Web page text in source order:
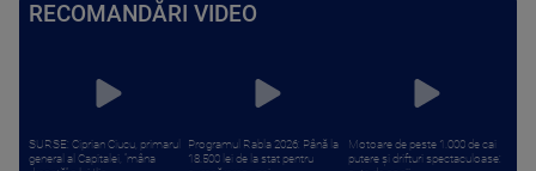
RECOMANDĂRI VIDEO
SURSE: Ciprian Ciucu, primarul
general al Capitalei, ”mâna
Programul Rabla 2026: Până la
18.500 lei de la stat pentru
Motoare de peste 1.000 de cai
putere și drifturi spectaculoase: